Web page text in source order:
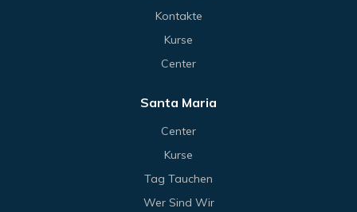
Kontakte
Kurse
Center
Santa Maria
Center
Kurse
Tag Tauchen
Wer Sind Wir